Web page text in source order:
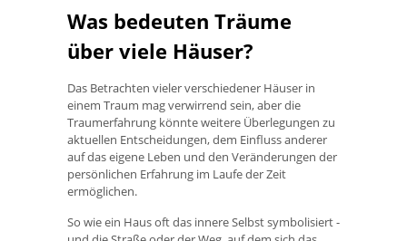
Was bedeuten Träume
über viele Häuser?
Das Betrachten vieler verschiedener Häuser in
einem Traum mag verwirrend sein, aber die
Traumerfahrung könnte weitere Überlegungen zu
aktuellen Entscheidungen, dem Einfluss anderer
auf das eigene Leben und den Veränderungen der
persönlichen Erfahrung im Laufe der Zeit
ermöglichen.
So wie ein Haus oft das innere Selbst symbolisiert -